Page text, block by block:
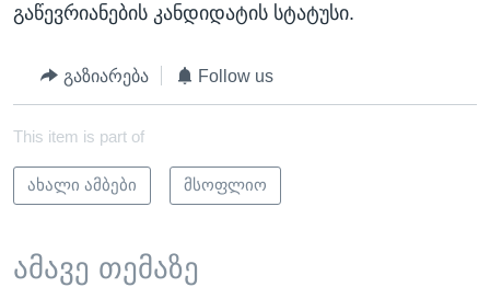
გაწევრიანების კანდიდატის სტატუსი.
გაზიარება Follow us
This item is part of
ახალი ამბები მსოფლიო
ამავე თემაზე